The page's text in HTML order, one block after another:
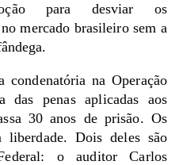
para desviar os
mercado brasileiro sem a
condenatória na Operação
das penas aplicadas aos
30 anos de prisão. Os
liberdade. Dois deles são
o auditor Carlos